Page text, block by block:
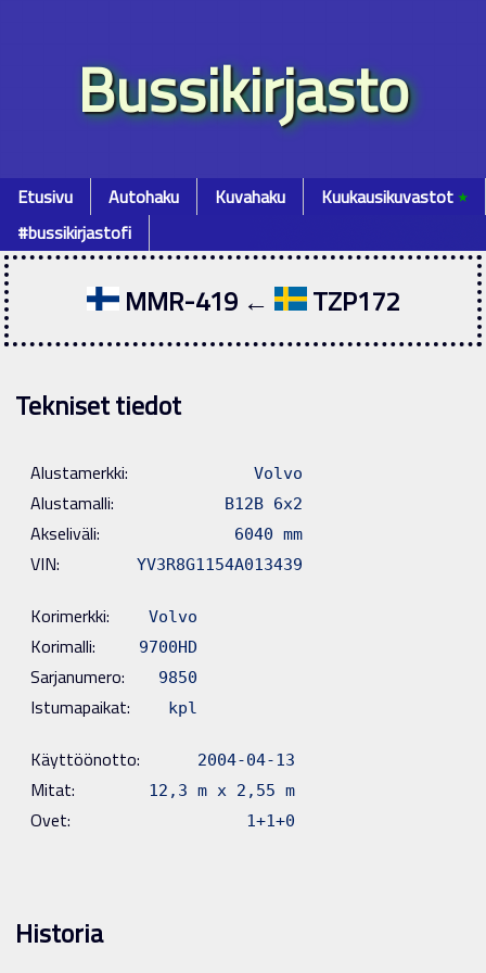
Bussikirjasto
Etusivu Autohaku Kuvahaku Kuukausikuvastot٭
#bussikirjastofi
MMR-419 ← TZP172
Tekniset tiedot
Alustamerkki: Volvo
Alustamalli: B12B 6x2
Akseliväli: 6040 mm
VIN: YV3R8G1154A013439
Korimerkki: Volvo
Korimalli: 9700HD
Sarjanumero: 9850
Istumapaikat: kpl
Käyttöönotto: 2004-04-13
Mitat: 12,3 m x 2,55 m
Ovet: 1+1+0
Historia